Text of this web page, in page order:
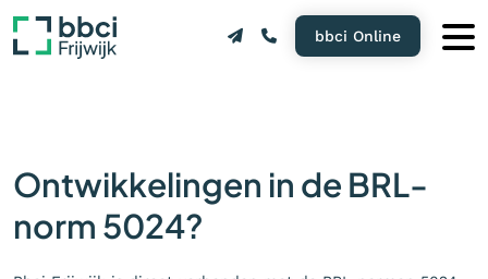
bbci Online
Ontwikkelingen in de BRL-
norm 5024?